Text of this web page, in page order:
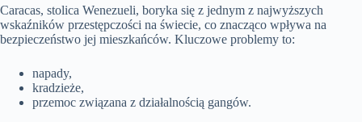
Caracas, stolica Wenezueli, boryka się z jednym z najwyższych
wskaźników przestępczości na świecie, co znacząco wpływa na
bezpieczeństwo jej mieszkańców. Kluczowe problemy to:
napady,
kradzieże,
przemoc związana z działalnością gangów.